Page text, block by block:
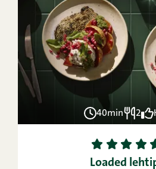
40min 2
1 2 3 4
Loaded